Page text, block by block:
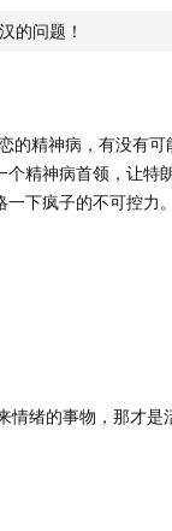
信公众号关注“热
的问题！
的精神病，有没有可
精神病首领，让特
下疯子的不可控力。
绪的事物，那才是